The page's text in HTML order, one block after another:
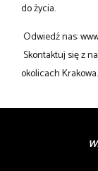
do życia.
Odwiedź nas:
Skontaktuj się z
okolicach Krakowa.